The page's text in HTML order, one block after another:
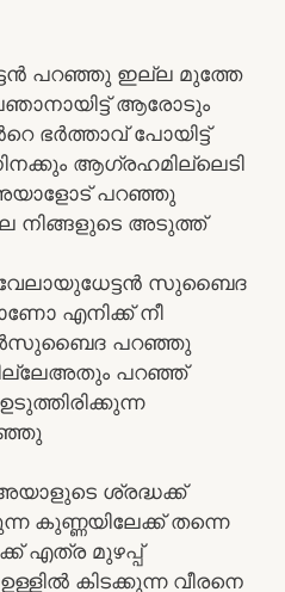
പറഞ്ഞു ഇല്ല മുത്തേ
ആരോടും
ഭർത്താവ് പോയിട്ട്
ആഗ്രഹമില്ലെടി
പറഞ്ഞു
നിങ്ങളുടെ അടുത്ത്
സുബൈദ
എനിക്ക് നീ
പറഞ്ഞു
പറഞ്ഞ്
ശ്രദ്ധക്ക്
കുണ്ണയിലേക്ക് തന്നെ
എത്ര മുഴപ്പ്
കിടക്കുന്ന വീരനെ